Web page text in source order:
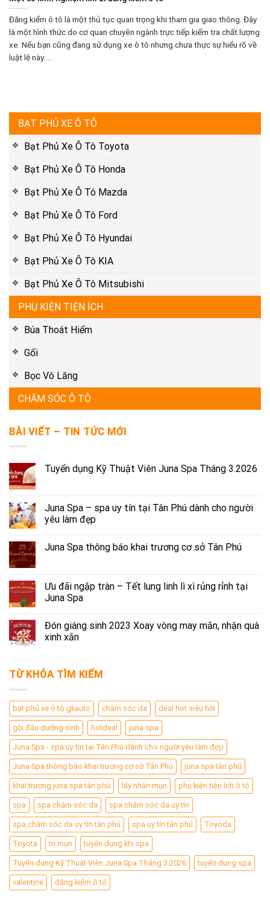
BẠT PHỦ XE Ô TÔ
Bạt Phủ Xe Ô Tô Toyota
Bạt Phủ Xe Ô Tô Honda
Bạt Phủ Xe Ô Tô Mazda
Bạt Phủ Xe Ô Tô Ford
Bạt Phủ Xe Ô Tô Hyundai
Bạt Phủ Xe Ô Tô KIA
Bạt Phủ Xe Ô Tô Mitsubishi
PHỤ KIỆN TIỆN ÍCH
Búa Thoát Hiểm
Gối
Bọc Vô Lăng
CHĂM SÓC Ô TÔ
BÀI VIẾT – TIN TỨC MỚI
Tuyển dụng Kỹ Thuật Viên Juna Spa Tháng 3.2026
Juna Spa – spa uy tín tại Tân Phú dành cho người
yêu làm đẹp
Juna Spa thông báo khai trương cơ sở Tân Phú
Ưu đãi ngập tràn – Tết lung linh lì xì rủng rỉnh tại
Juna Spa
Đón giáng sinh 2023 Xoay vòng may mắn, nhận quà
xinh xắn
TỪ KHÓA TÌM KIẾM
bạt phủ xe ô tô gkauto chăm sóc da deal hot siêu hời
gội đầu dưỡng sinh hotdeal juna spa
Juna Spa - spa uy tín tại Tân Phú dành cho người yêu làm đẹp
Juna Spa thông báo khai trương cơ sở Tân Phú juna spa tân phú
khai trương juna spa tân phú lấy nhân mụn phụ kiện tiện ích ô tô
spa spa chăm sóc da spa chăm sóc da uy tín
spa chăm sóc da uy tín tân phú spa uy tín tân phú Toyoda
Toyota trị mụn tuyển dụng ktv spa
Tuyển dụng Kỹ Thuật Viên Juna Spa Tháng 3.2026 tuyển dụng spa
valentine đăng kiểm ô tô
Đăng kiểm ô tô là một thủ tục quan trọng khi tham gia giao thông. Đây
là một hình thức do cơ quan chuyên ngành trực tiếp kiểm tra chất lượng
xe. Nếu bạn cũng đang sử dụng xe ô tô nhưng chưa thực sự hiểu rõ về
luật lệ này. ...